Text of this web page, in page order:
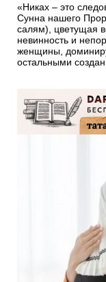
«Никах – это
Сунна нашего
салям), цветущая
невинность и
женщины,
остальными